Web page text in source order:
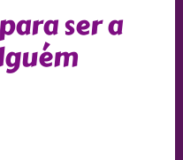
ser a